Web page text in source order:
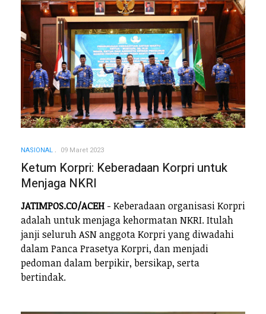
NASIONAL 09 Maret 2023
Ketum Korpri: Keberadaan Korpri untuk
Menjaga NKRI
JATIMPOS.CO/ACEH - Keberadaan organisasi Korpri
adalah untuk menjaga kehormatan NKRI. Itulah
janji seluruh ASN anggota Korpri yang diwadahi
dalam Panca Prasetya Korpri, dan menjadi
pedoman dalam berpikir, bersikap, serta
bertindak.